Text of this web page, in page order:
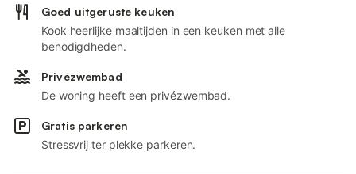
Goed uitgeruste keuken
Kook heerlijke maaltijden in een keuken met alle
benodigdheden.
Privézwembad
De woning heeft een privézwembad.
Gratis parkeren
Stressvrij ter plekke parkeren.